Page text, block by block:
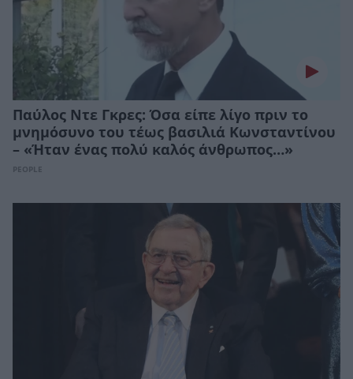
Παύλος Ντε Γκρες: Όσα είπε λίγο πριν το
μνημόσυνο του τέως βασιλιά Κωνσταντίνου
– «Ήταν ένας πολύ καλός άνθρωπος…»
PEOPLE